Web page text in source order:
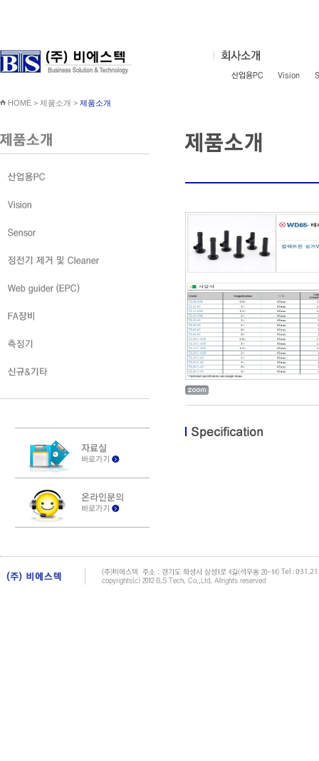
HOME > 제품소개 > 제품소개